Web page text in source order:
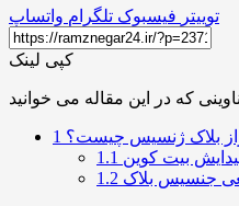
توییتر فیسبوک تلگرام واتساپ
کپی لینک
که در این مقاله می خوانید
1 بلاک ژنسیس چیست؟
1.1 بیت کوین
1.2 جنسیس بلاک